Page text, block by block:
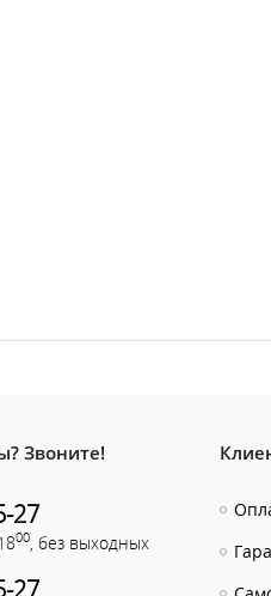
Звоните!
27
00 , без выходных
27